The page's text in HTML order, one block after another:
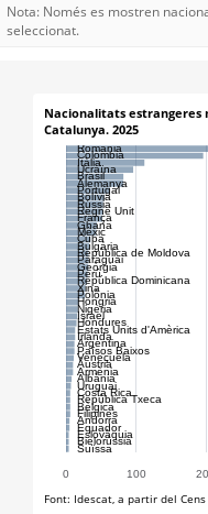
Nota: Només es mostren
seleccionat.